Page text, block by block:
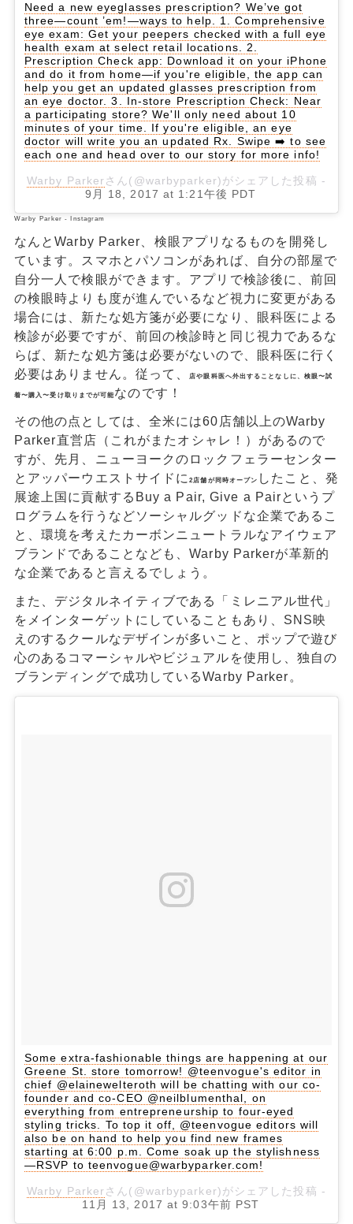
Need a new eyeglasses prescription? We’ve got
three—count ’em!—ways to help. 1. Comprehensive
eye exam: Get your peepers checked with a full eye
health exam at select retail locations. 2.
Prescription Check app: Download it on your iPhone
and do it from home—if you're eligible, the app can
help you get an updated glasses prescription from
an eye doctor. 3. In-store Prescription Check: Near
a participating store? We'll only need about 10
minutes of your time. If you're eligible, an eye
doctor will write you an updated Rx. Swipe ➡️ to see
each one and head over to our story for more info!
Warby Parker さん(@warbyparker)がシェアした投稿 -
9月 18, 2017 at 1:21午後 PDT
Warby Parker - Instagram
なんとWarby Parker、検眼アプリなるものを開発し
ています。スマホとパソコンがあれば、自分の部屋で
自分一人で検眼ができます。アプリで検診後に、前回
の検眼時よりも度が進んでいるなど視力に変更がある
場合には、新たな処方箋が必要になり、眼科医による
検診が必要ですが、前回の検診時と同じ視力であるな
らば、新たな処方箋は必要がないので、眼科医に行く
必要はありません。従って、
店や眼科医へ外出することなしに、検眼〜試
着〜購入〜受け取りまでが可能 なのです！
その他の点としては、全米には60店舗以上のWarby
Parker直営店（これがまたオシャレ！）があるので
すが、先月、ニューヨークのロックフェラーセンター
とアッパーウエストサイドに2店舗が同時オープン したこと、発
展途上国に貢献するBuy a Pair, Give a Pairというプ
ログラムを行うなどソーシャルグッドな企業であるこ
と、環境を考えたカーボンニュートラルなアイウェア
ブランドであることなども、Warby Parkerが革新的
な企業であると言えるでしょう。
また、デジタルネイティブである「ミレニアル世代」
をメインターゲットにしていることもあり、SNS映
えのするクールなデザインが多いこと、ポップで遊び
心のあるコマーシャルやビジュアルを使用し、独自の
ブランディングで成功しているWarby Parker。
Some extra-fashionable things are happening at our
Greene St. store tomorrow! @teenvogue's editor in
chief @elainewelteroth will be chatting with our co-
founder and co-CEO @neilblumenthal, on
everything from entrepreneurship to four-eyed
styling tricks. To top it off, @teenvogue editors will
also be on hand to help you find new frames
starting at 6:00 p.m. Come soak up the stylishness
—RSVP to teenvogue@warbyparker.com!
Warby Parker さん(@warbyparker)がシェアした投稿 -
11月 13, 2017 at 9:03午前 PST